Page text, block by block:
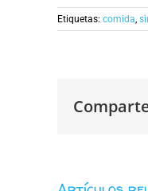
Etiquetas: comida,